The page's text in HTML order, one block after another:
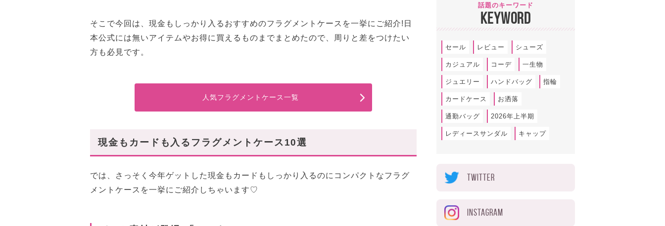
そこで今回は、現金もしっかり入るおすすめのフラグメントケースを一挙にご紹介!日
本公式には無いアイテムやお得に買えるものまでまとめたので、周りと差をつけたい
方も必見です。
人気フラグメントケース一覧
現金もカードも入るフラグメントケース10選
では、さっそく今年ゲットした現金もカードもしっかり入るのにコンパクトなフラグ
メントケースを一挙にご紹介しちゃいます♡
話題のキーワード
KEYWORD
セール レビュー シューズ
カジュアル コーデ 一生物
ジュエリー ハンドバッグ 指輪
カードケース お洒落
通勤バッグ 2026年上半期
レディースサンダル キャップ
TWITTER
INSTAGRAM